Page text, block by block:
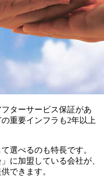
ターサービス保証があ
重要インフラも2年以上
選べるのも特長です。
に加盟している会社が、
できます。